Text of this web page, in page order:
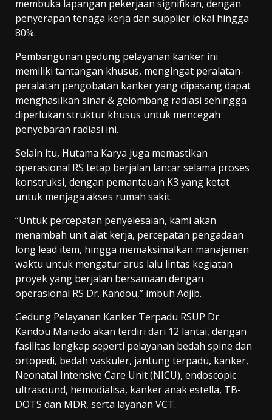
membuka lapangan pekerjaan signifikan, dengan
penyerapan tenaga kerja dan supplier lokal hingga
80%.
Pembangunan gedung pelayanan kanker ini
memiliki tantangan khusus, mengingat peralatan-
peralatan pengobatan kanker yang dipasang dapat
menghasilkan sinar & gelombang radiasi sehingga
diperlukan struktur khusus untuk mencegah
penyebaran radiasi ini.
Selain itu, Hutama Karya juga memastikan
operasional RS tetap berjalan lancar selama proses
konstruksi, dengan pemantauan K3 yang ketat
untuk menjaga akses rumah sakit.
“Untuk percepatan penyelesaian, kami akan
menambah unit alat kerja, percepatan pengadaan
long lead item, hingga memaksimalkan manajemen
waktu untuk mengatur arus lalu lintas kegiatan
proyek yang berjalan bersamaan dengan
operasional RS Dr. Kandou,” imbuh Adjib.
Gedung Pelayanan Kanker Terpadu RSUP Dr.
Kandou Manado akan terdiri dari 12 lantai, dengan
fasilitas lengkap seperti pelayanan bedah spine dan
ortopedi, bedah vaskuler, jantung terpadu, kanker,
Neonatal Intensive Care Unit (NICU), endoscopic
ultrasound, hemodialisa, kanker anak estella, TB-
DOTS dan MDR, serta layanan VCT.